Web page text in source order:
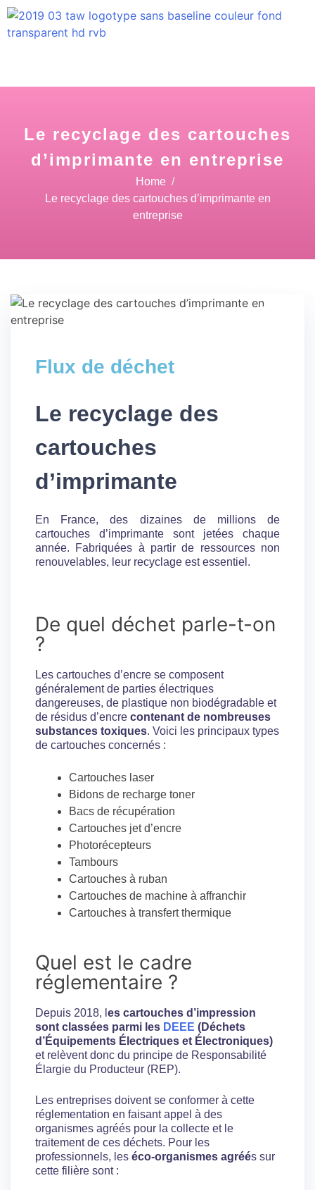
Le recyclage des cartouches
d’imprimante en entreprise
Home
Le recyclage des cartouches d’imprimante en
entreprise
22
Flux de déchet
Le recyclage des
cartouches
d’imprimante
En France, des dizaines de millions de
cartouches d’imprimante sont jetées chaque
année. Fabriquées à partir de ressources non
renouvelables, leur recyclage est essentiel.
De quel déchet parle-t-on
?
Les cartouches d’encre se composent
généralement de parties électriques
dangereuses, de plastique non biodégradable et
de résidus d’encre contenant de nombreuses
substances toxiques. Voici les principaux types
de cartouches concernés :
Cartouches laser
Bidons de recharge toner
Bacs de récupération
Cartouches jet d’encre
Photorécepteurs
Tambours
Cartouches à ruban
Cartouches de machine à affranchir
Cartouches à transfert thermique
Quel est le cadre
réglementaire ?
Depuis 2018, l es cartouches d’impression
sont classées parmi les DEEE (Déchets
d’Équipements Électriques et Électroniques)
et relèvent donc du principe de Responsabilité
Élargie du Producteur (REP).
Les entreprises doivent se conformer à cette
réglementation en faisant appel à des
organismes agréés pour la collecte et le
traitement de ces déchets. Pour les
professionnels, les éco-organismes agréés sur
cette filière sont :